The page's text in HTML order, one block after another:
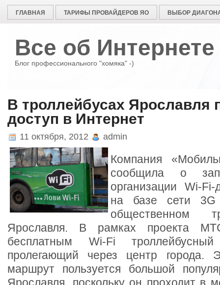
ГЛАВНАЯ ТАРИФЫ ПРОВАЙДЕРОВ ЯО ВЫБОР
Все об Интернете
Блог профессионального "хомяка" -)
В троллейбусах Ярославля
доступ в Интернет
11 октября, 2012 admin
Компания
сообщила о
организации Wi-
на базе сети
общественном
Ярославля. В рамках проекта
бесплатным Wi-Fi
пролегающий через центр города.
маршрут пользуется большой